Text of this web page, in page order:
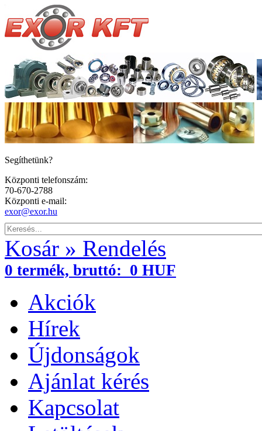
Segíthetünk?
Központi telefonszám:
70-670-2788
Központi e-mail:
exor@exor.hu
Kosár » Rendelés
0 termék, bruttó: 0 HUF
Akciók
Hírek
Újdonságok
Ajánlat kérés
Kapcsolat